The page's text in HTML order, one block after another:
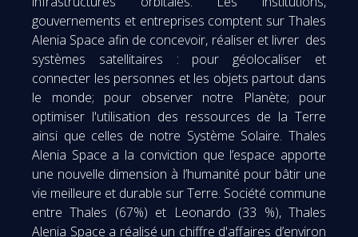
gouvernements et entreprises comptent sur Thales
Alenia Space afin de concevoir, réaliser et livrer des
systèmes satellitaires : pour géolocaliser et
connecter les personnes et les objets partout dans
le monde; pour observer notre Planète; pour
optimiser l'utilisation des ressources de la Terre
ainsi que celles de notre Système Solaire. Thales
Alenia Space a la conviction que l’espace apporte
une nouvelle dimension à l’humanité pour bâtir une
vie meilleure et durable sur Terre. Société commune
entre Thales (67%) et Leonardo (33 %), Thales
Alenia Space a réalisé un chiffre d'affaires d’environ